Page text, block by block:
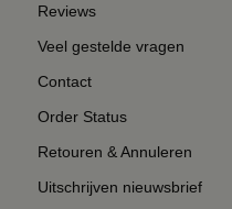
Reviews
Veel gestelde vragen
Contact
Order Status
Retouren & Annuleren
Uitschrijven nieuwsbrief